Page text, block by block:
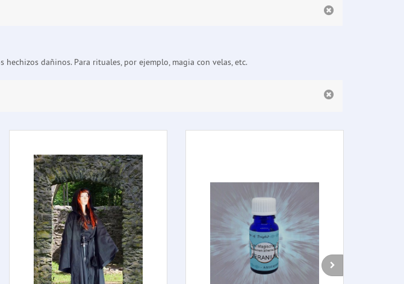
dañinos. Para rituales, por ejemplo, magia con velas, etc.